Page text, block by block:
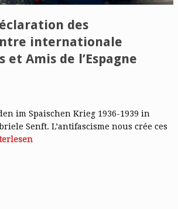
des
internationale
Amis de l’Espagne
im Spaischen Krieg 1936-1939 in
Senft. L’antifascisme nous crée ces